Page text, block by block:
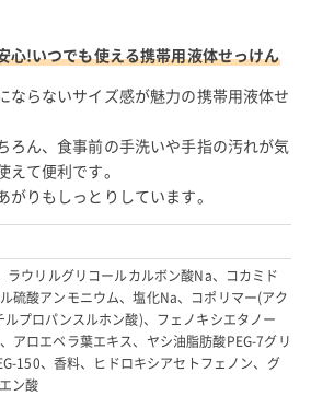
心!いつでも使える携帯用液体せっけん
ならないサイズ感が魅力の携帯用液体せ
ろん、食事前の手洗いや手指の汚れが気
て便利です。
りもしっとりしています。
ラウリルグリコールカルボン酸Na、コカミド
硫酸アンモニウム、塩化Na、コポリマー(アク
プロパンスルホン酸)、フェノキシエタノー
アロエベラ葉エキス、ヤシ油脂肪酸PEG-7グリ
150、香料、ヒドロキシアセトフェノン、グ
ン酸